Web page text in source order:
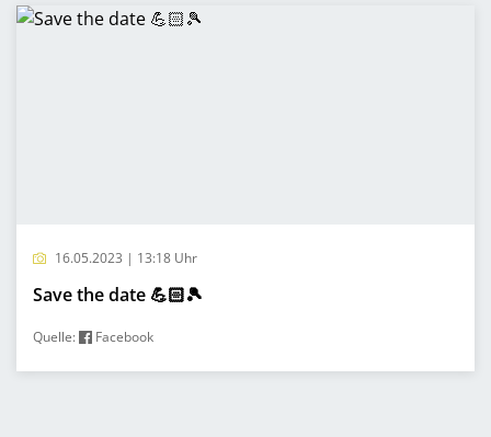
16.05.2023 | 13:18 Uhr
Save the date 💪🏻🎾
Quelle: Facebook